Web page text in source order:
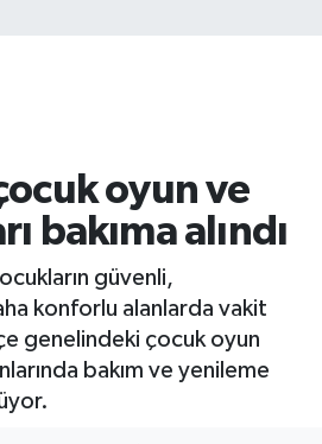
oyun ve
bakıma alındı
güvenli,
konforlu alanlarda vakit
genelindeki çocuk oyun
bakım ve yenileme